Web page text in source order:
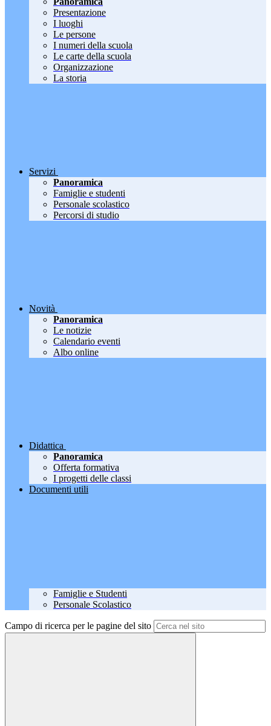
Presentazione
I luoghi
Le persone
I numeri della scuola
Le carte della scuola
Organizzazione
La storia
Servizi
Panoramica
Famiglie e studenti
Personale scolastico
Percorsi di studio
Novità
Panoramica
Le notizie
Calendario eventi
Albo online
Didattica
Panoramica
Offerta formativa
I progetti delle classi
Documenti utili
Famiglie e Studenti
Personale Scolastico
Campo di ricerca per le pagine del sito